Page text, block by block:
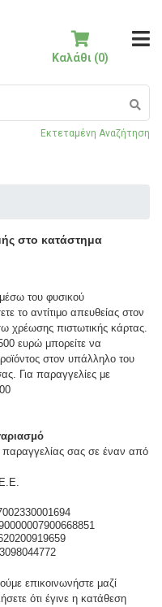
Εκτεταμένη Αναζήτηση
Καλάθι (0)
στο κατάστημα
του φυσικού
το αντίτιμο απευθείας στον
χρέωσης πιστωτικής κάρτας.
ευρώ μπορείτε να
στον υπάλληλο του
Για παραγγελίες με
παραγγελίας σας σε έναν από
επικοινωνήστε μαζί
ότι έγινε η κατάθεση